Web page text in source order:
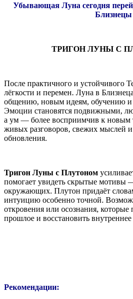
Убывающая Луна сегодня
Близнецы
ТРИГОН ЛУНЫ С
После практичного и устойчивого
лёгкости и перемен. Луна в
общению, новым идеям, обучению
Эмоции становятся подвижными,
а ум — более восприимчив к новым
живых разговоров, свежих мыслей
обновления.
Тригон Луны с Плутоном
помогает увидеть скрытые мотивы
окружающих. Плутон придаёт
интуицию особенно точной.
откровения или осознания, которые
прошлое и восстановить внутреннее
Рекомендации: